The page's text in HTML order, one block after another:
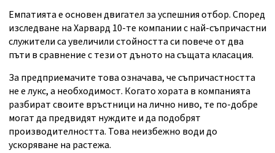
Емпатията е основен двигател за успешния отбор. Според
изследване на Харвард 10-те компании с най-съпричастни
служители са увеличили стойността си повече от два
пъти в сравнение с тези от дъното на същата класация.
За предприемачите това означава, че съпричастността
не е лукс, а необходимост. Когато хората в компанията
разбират своите връстници на лично ниво, те по-добре
могат да предвидят нуждите и да подобрят
производителността. Това неизбежно води до
ускоряване на растежа.